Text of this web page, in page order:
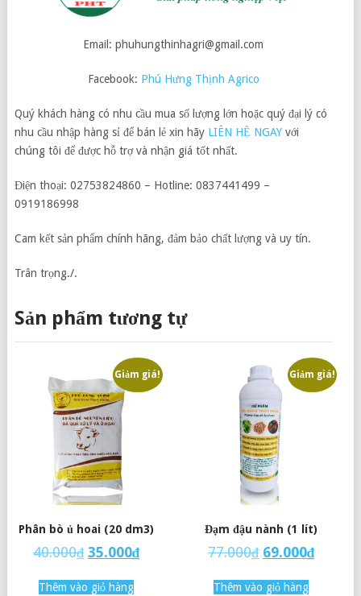
Email: phuhungthinhagri@gmail.com
Facebook: Phú Hưng Thịnh Agrico
Quý khách hàng có nhu cầu mua số lượng lớn hoặc quý đại lý có
nhu cầu nhập hàng sỉ để bán lẻ xin hãy LIÊN HỆ NGAY với
chúng tôi để được hỗ trợ và nhận giá tốt nhất.
Điện thoại: 02753824860 – Hotline: 0837441499 –
0919186998
Cam kết sản phẩm chính hãng, đảm bảo chất lượng và uy tín.
Trân trọng./.
Sản phẩm tương tự
Giảm giá!
Phân bò ủ hoai (20 dm3)
40.000₫ 35.000₫
Thêm vào giỏ hàng
Giảm giá!
Đạm đậu nành (1 lít)
77.000₫ 69.000₫
Thêm vào giỏ hàng